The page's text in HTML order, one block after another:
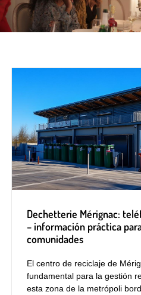
Dechetterie Mérignac:
– información práctica
comunidades
El centro de reciclaje de
fundamental para la gestión
esta zona de la metrópoli